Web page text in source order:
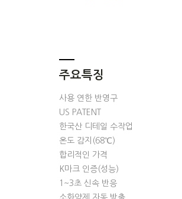
주요특징
사용 연한 반영구
US PATENT
한국산 디테일 수작업
온도 감지(68℃)
합리적인 가격
K마크 인증(성능)
1~3초 신속 반응
소화약제 자동 방출